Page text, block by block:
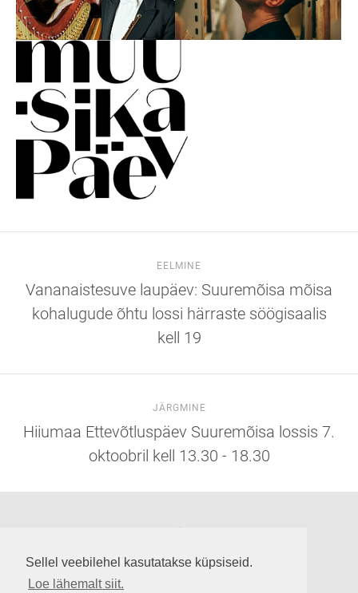
Sellel veebilehel kasutatakse küpsiseid.
Loe lähemalt siit.
EELMINE
Vananaistesuve laupäev: Suuremõisa mõisa
kohalugude õhtu lossi härraste söögisaalis
kell 19
JÄRGMINE
Hiiumaa Ettevõtluspäev Suuremõisa lossis 7.
oktoobril kell 13.30 - 18.30
info@suuremoisaloss.ee
LOSSI LAHTIOLEKUAJAD